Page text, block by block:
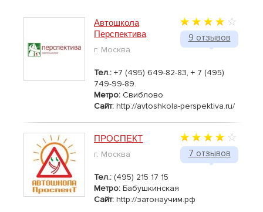
9 отзывов
Автошкола
Перспектива
г. Москва
Тел.: +7 (495) 649-82-83, + 7 (495)
749-99-89.
Метро: Свиблово
Сайт: http://avtoshkola-perspektiva.ru/
7 отзывов
ПРОСПЕКТ
г. Москва
Тел.: (495) 215 17 15
Метро: Бабушкинская
Сайт: http://затонаучим.рф